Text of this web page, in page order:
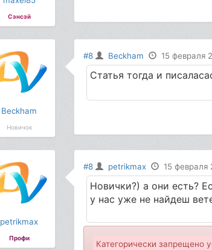
Сэнсэй
Beckham
Новичок
#8 Beckham 15 февраля
Статья тогда и
petrikmax
Профи
#8 petrikmax 15 февраля
Новички?) а они есть?
у нас уже не найдеш
Категорически запрещено